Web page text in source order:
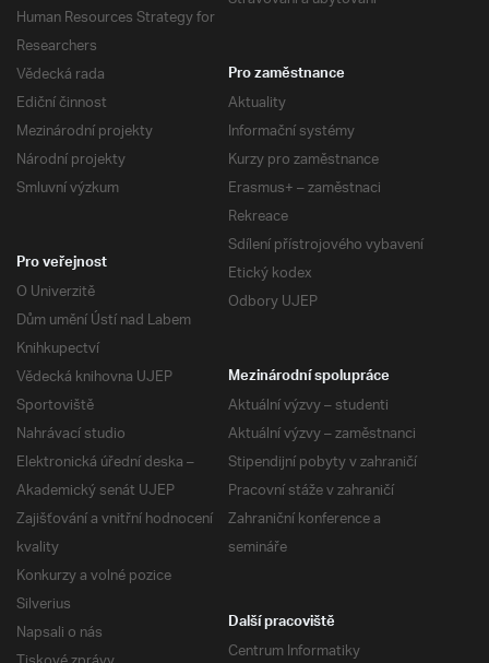
Human Resources Strategy for
Researchers
Vědecká rada
Ediční činnost
Mezinárodní projekty
Národní projekty
Smluvní výzkum
Pro zaměstnance
Aktuality
Informační systémy
Kurzy pro zaměstnance
Erasmus+ – zaměstnaci
Rekreace
Sdílení přístrojového vybavení
Etický kodex
Odbory UJEP
Pro veřejnost
O Univerzitě
Dům umění Ústí nad Labem
Knihkupectví
Vědecká knihovna UJEP
Sportoviště
Nahrávací studio
Elektronická úřední deska –
Akademický senát UJEP
Zajišťování a vnitřní hodnocení
kvality
Konkurzy a volné pozice
Silverius
Napsali o nás
Mezinárodní spolupráce
Aktuální výzvy – studenti
Aktuální výzvy – zaměstnanci
Stipendijní pobyty v zahraničí
Pracovní stáže v zahraničí
Zahraniční konference a
semináře
Další pracoviště
Centrum Informatiky